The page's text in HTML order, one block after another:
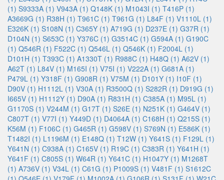
(1) S9333A (1) V943A (1) Q148K (1) M1043I (1) T416P (1)
A3669G (1) R38H (1) T961C (1) T961G (1) L84F (1) V1110L (1)
E326K (1) S108N (1) C365Y (1) A719G (1) D237E (1) G37R (1)
D104N (1) S653C (1) Y376C (1) G3514C (1) G594A (1) G190C
(1) Q546R (1) F522C (1) Q546L (1) Q546K (1) F2004L (1)
D101H (1) T393C (1) A1330T (1) R988C (1) H48Q (1) A62V (1)
A62T (1) L84V (1) M165I (1) V75I (1) V222A (1) G681A (1)
P479L (1) Y318F (1) G908R (1) V75M (1) D101Y (1) I10F (1)
D90V (1) H1112L (1) V30A (1) R3500Q (1) S282R (1) D919G (1)
I665V (1) H1112Y (1) D90A (1) R831H (1) C385A (1) M95L (1)
G1170S (1) V244M (1) G17T (1) S26E (1) N251K (1) G464V (1)
C807T (1) V77I (1) Y449D (1) D4064A (1) C168H (1) Q215S (1)
K56M (1) F106C (1) G465R (1) G598V (1) S769N (1) E586K (1)
T1482I (1) L1196M (1) E148Q (1) T12W (1) Y641S (1) F129L (1)
Y641N (1) C938A (1) C165V (1) R19C (1) C383R (1) Y641H (1)
Y641F (1) C805S (1) W64R (1) Y641C (1) H1047Y (1) M1268T
(1) A736V (1) V34L (1) C61G (1) P1009S (1) V481F (1) S1612C